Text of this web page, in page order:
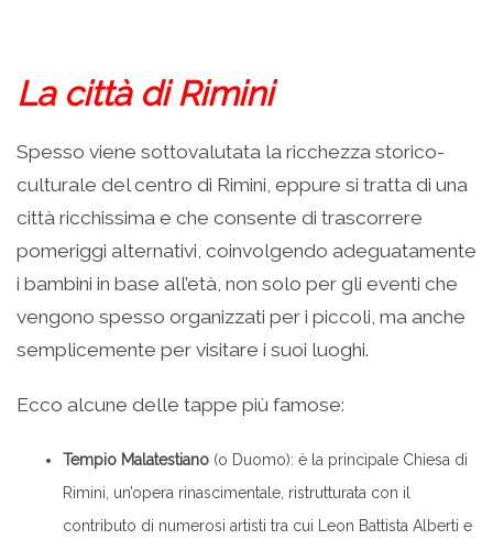
La città di Rimini
Spesso viene sottovalutata la ricchezza storico-
culturale del centro di Rimini, eppure si tratta di una
città ricchissima e che consente di trascorrere
pomeriggi alternativi, coinvolgendo adeguatamente
i bambini in base all’età, non solo per gli eventi che
vengono spesso organizzati per i piccoli, ma anche
semplicemente per visitare i suoi luoghi.
Ecco alcune delle tappe più famose:
Tempio Malatestiano (o Duomo): è la principale Chiesa di
Rimini, un’opera rinascimentale, ristrutturata con il
contributo di numerosi artisti tra cui Leon Battista Alberti e